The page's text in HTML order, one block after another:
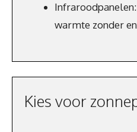
warmte zonder
Kies voor